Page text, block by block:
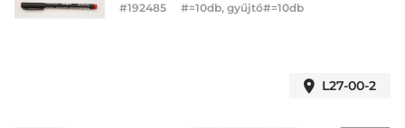
#192485 #=10db, gyűjtő#=10db
L27-00-2